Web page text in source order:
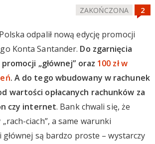
ZAKOŃCZONA
odpalił nową edycję promocji
Konta Santander. Do zgarnięcia
promocji „głównej” oraz 100 zł w
. A do tego wbudowany w rachunek
wartości opłacanych rachunków za
czy internet. Bank chwali się, że
ciach”, a same warunki
są bardzo proste – wystarczy